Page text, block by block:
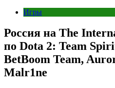
Игры
Россия на The
по Dota 2: Team
BetBoom Team,
Malr1ne